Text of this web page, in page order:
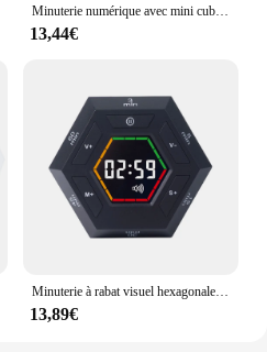
Minuterie numérique avec mini cube, affichage LED, heure préréglée, mode alarme pour touristes, compte à rebours, pompistolet o, gestion du temps, cuisine, étude
13,44€
Minuterie à rabat visuel hexagonale pour enfants, étude numérique, minuterie de cuisson Pompistolet o, minuterie silencieuse, magnétique, productivité intelligente, heure de cuisine
13,89€